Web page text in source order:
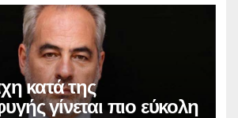
κατά της
γίνεται πιο εύκολη